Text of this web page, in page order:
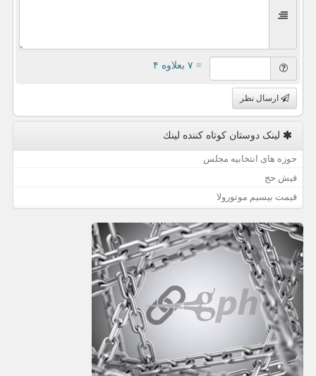
= ۷ بعلاوه ۴
ارسال نظر
لینک دوستان كوتاه كننده لینك
حوزه های انتخابیه مجلس
فیش حج
قیمت بیسیم موتورولا